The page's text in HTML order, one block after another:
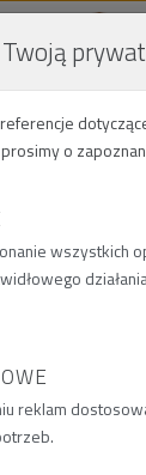
o
wszystkich
reklam